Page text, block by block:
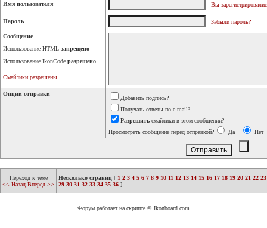
Имя пользователя Вы
Пароль Забыли пароль?
Сообщение
Использование HTML запрещено
Использование IkonCode разрешено
Смайлики разрешены
Опции отправки
Добавить подпись?
Получать ответы по e-mail?
Разрешить смайлики в этом сообщении?
Просмотреть сообщение перед отправкой?
Да Нет
Переход к теме
<< Назад Вперед >>
Несколько страниц [ 1 2 3 4 5 6 7 8 9 10 11 12 13 14 15 16 17 18 19 20 21 22 23
29 30 31 32 33 34 35 36 ]
Форум работает на скрипте © Ikonboard.com